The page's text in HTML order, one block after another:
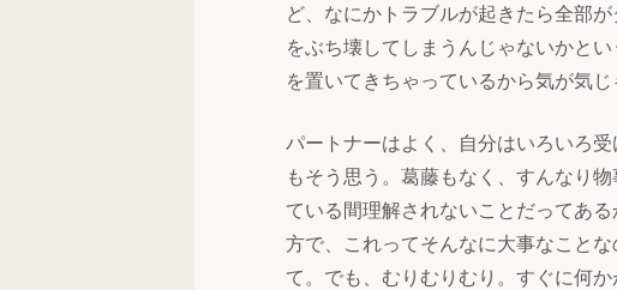
ど、なにかトラブルが起きたら全部
をぶち壊してしまうんじゃないかと
を置いてきちゃっているから気が気じ
パートナーはよく、自分はいろいろ
もそう思う。葛藤もなく、すんなり
ている間理解されないことだってあ
方で、これってそんなに大事なこと
て。でも、むりむりむり。すぐに何